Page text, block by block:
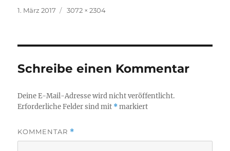
Veröffentlicht
1. März 2017
Volle
3072 × 2304
Schreibe einen Kommentar
Deine E-Mail-Adresse wird nicht veröffentlicht.
Erforderliche Felder sind mit *markiert
KOMMENTAR *